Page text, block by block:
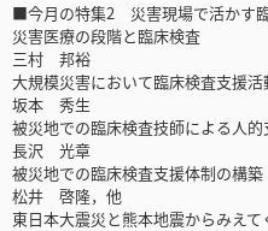
■今月の特集2 災害現場で活かす
災害医療の段階と臨床検査
三村 邦裕
大規模災害において臨床検査支援
坂本 秀生
被災地での臨床検査技師による人的
長沢 光章
被災地での臨床検査支援体制の構築
松井 啓隆，他
東日本大震災と熊本地震からみえ